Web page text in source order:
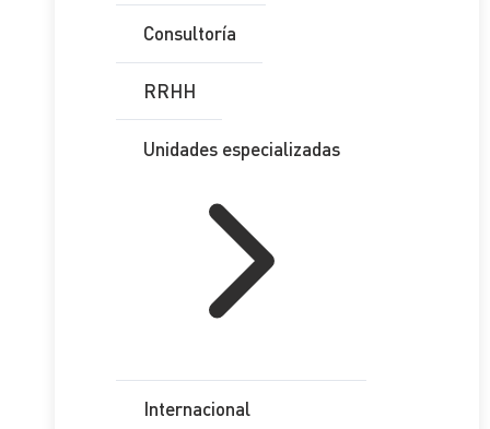
Consultoría
RRHH
Unidades especializadas
Internacional